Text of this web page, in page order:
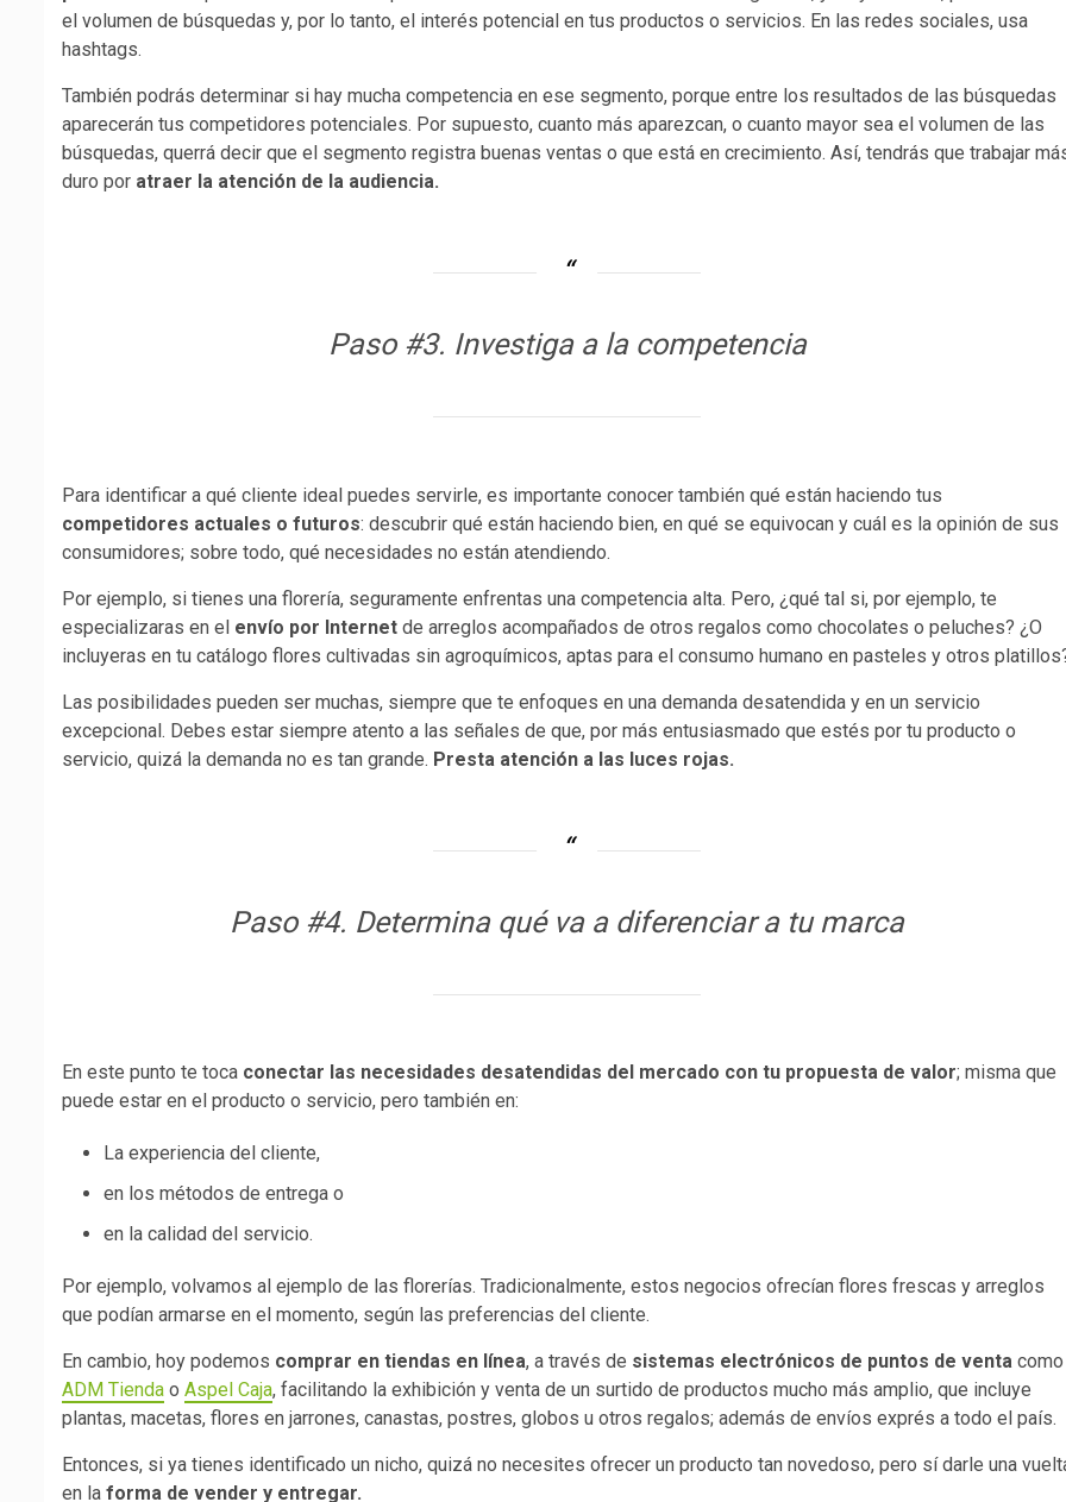
el volumen de búsquedas y, por lo tanto, el interés potencial en tus productos o servicios. En las redes sociales, usa
hashtags.
También podrás determinar si hay mucha competencia en ese segmento, porque entre los resultados de las búsquedas
aparecerán tus competidores potenciales. Por supuesto, cuanto más aparezcan, o cuanto mayor sea el volumen de las
búsquedas, querrá decir que el segmento registra buenas ventas o que está en crecimiento. Así, tendrás que trabajar
duro por atraer la atención de la audiencia.
Paso #3. Investiga a la competencia
Para identificar a qué cliente ideal puedes servirle, es importante conocer también qué están haciendo tus
competidores actuales o futuros: descubrir qué están haciendo bien, en qué se equivocan y cuál es la opinión de sus
consumidores; sobre todo, qué necesidades no están atendiendo.
Por ejemplo, si tienes una florería, seguramente enfrentas una competencia alta. Pero, ¿qué tal si, por ejemplo, te
especializaras en el envío por Internet de arreglos acompañados de otros regalos como chocolates o peluches? ¿O
incluyeras en tu catálogo flores cultivadas sin agroquímicos, aptas para el consumo humano en pasteles y otros
Las posibilidades pueden ser muchas, siempre que te enfoques en una demanda desatendida y en un servicio
excepcional. Debes estar siempre atento a las señales de que, por más entusiasmado que estés por tu producto o
servicio, quizá la demanda no es tan grande. Presta atención a las luces rojas.
Paso #4. Determina qué va a diferenciar a tu marca
En este punto te toca conectar las necesidades desatendidas del mercado con tu propuesta de valor; misma que
puede estar en el producto o servicio, pero también en:
La experiencia del cliente,
en los métodos de entrega o
en la calidad del servicio.
Por ejemplo, volvamos al ejemplo de las florerías. Tradicionalmente, estos negocios ofrecían flores frescas y arreglos
que podían armarse en el momento, según las preferencias del cliente.
En cambio, hoy podemos comprar en tiendas en línea, a través de sistemas electrónicos de puntos de venta como
ADM Tienda o Aspel Caja, facilitando la exhibición y venta de un surtido de productos mucho más amplio, que incluye
plantas, macetas, flores en jarrones, canastas, postres, globos u otros regalos; además de envíos exprés a todo el país.
Entonces, si ya tienes identificado un nicho, quizá no necesites ofrecer un producto tan novedoso, pero sí darle una
en la forma de vender y entregar.